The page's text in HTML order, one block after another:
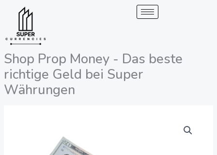
Überspringen
Shop Prop Money - Das beste
richtige Geld bei Super
Währungen
Preisspanne: